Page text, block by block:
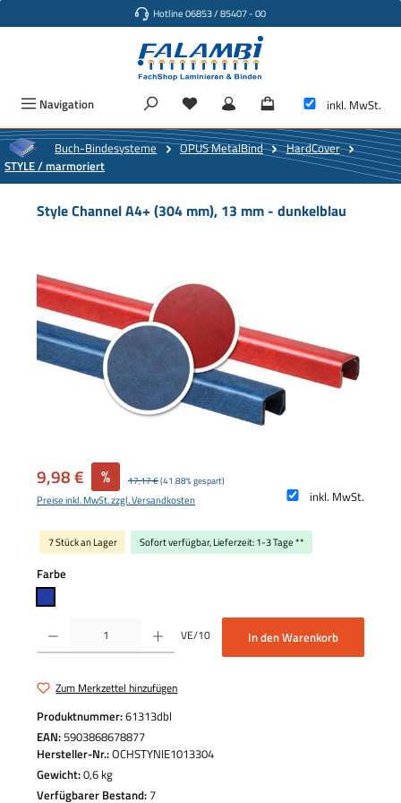
Hotline 06853 / 85407 - 00
Navigation inkl. MwSt.
Buch-Bindesysteme OPUS MetalBind
HardCover
STYLE / marmoriert
Style Channel A4+ (304 mm), 13 mm - dunkelblau
Verkaufspreis:
9,98 € % Regulärer Preis:
17,17 €(41.88% gespart)
inkl. MwSt.
Preise inkl. MwSt. zzgl. Versandkosten
7 Stück an Lager Sofort verfügbar, Lieferzeit: 1-3 Tage **
Farbe
Produkt Anzahl: Gib den gewünschten Wert ein oder benutze die Schaltflächen um
VE/10 In den Warenkorb
Zum Merkzettel hinzufügen
Produktnummer:61313dbl
EAN:5903868678877
Hersteller-Nr.:OCHSTYNIE1013304
Gewicht:0,6 kg
Verfügbarer Bestand: 7